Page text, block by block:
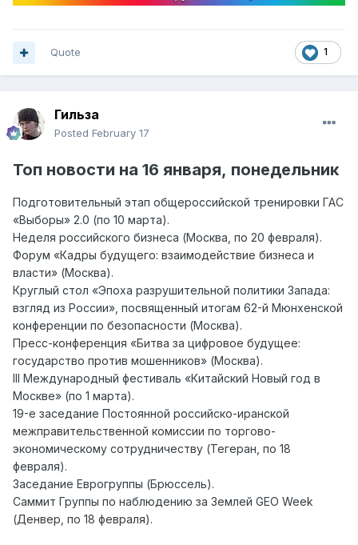
1
Quote
Гильза
Posted February 17
Топ новости на 16 января, понедельник
Подготовительный этап общероссийской тренировки ГАС
«Выборы» 2.0 (по 10 марта).
Неделя российского бизнеса (Москва, по 20 февраля).
Форум «Кадры будущего: взаимодействие бизнеса и
власти» (Москва).
Круглый стол «Эпоха разрушительной политики Запада:
взгляд из России», посвященный итогам 62-й Мюнхенской
конференции по безопасности (Москва).
Пресс-конференция «Битва за цифровое будущее:
государство против мошенников» (Москва).
III Международный фестиваль «Китайский Новый год в
Москве» (по 1 марта).
19-е заседание Постоянной российско-иранской
межправительственной комиссии по торгово-
экономическому сотрудничеству (Тегеран, по 18
февраля).
Заседание Еврогруппы (Брюссель).
Саммит Группы по наблюдению за Землей GEO Week
(Денвер, по 18 февраля).